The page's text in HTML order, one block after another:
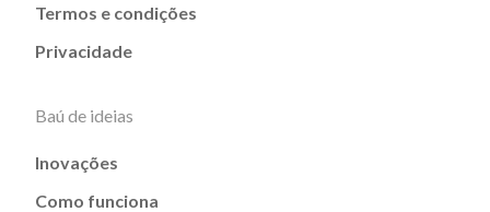
Termos e condições
Privacidade
Baú de ideias
Inovações
Como funciona